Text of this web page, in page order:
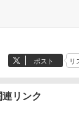
ポスト リ
連リンク